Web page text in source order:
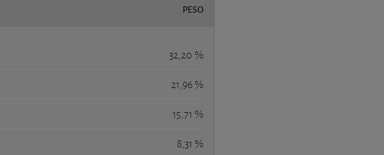
PESO
32,20 %
21,96 %
15,71 %
8,31 %